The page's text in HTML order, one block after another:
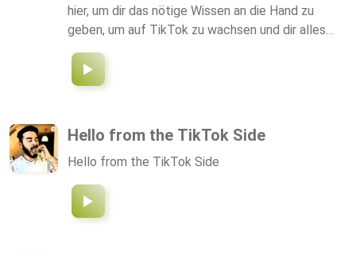
meinen Email Verteiler ein. Wenn ich in Zukunft
neue spannende News zu TikTok herausfinde,
hier, um dir das nötige Wissen an die Hand zu
geben, um auf TikTok zu wachsen und dir alles
beizubringen, was wir wissen. In diesem Podcast
erwarten dich, die neuesten Strategien und
Wachstums-Hacks, damit du anfangen kannst, auf
monetarisieren.
Hello from the TikTok Side
Hello from the TikTok Side